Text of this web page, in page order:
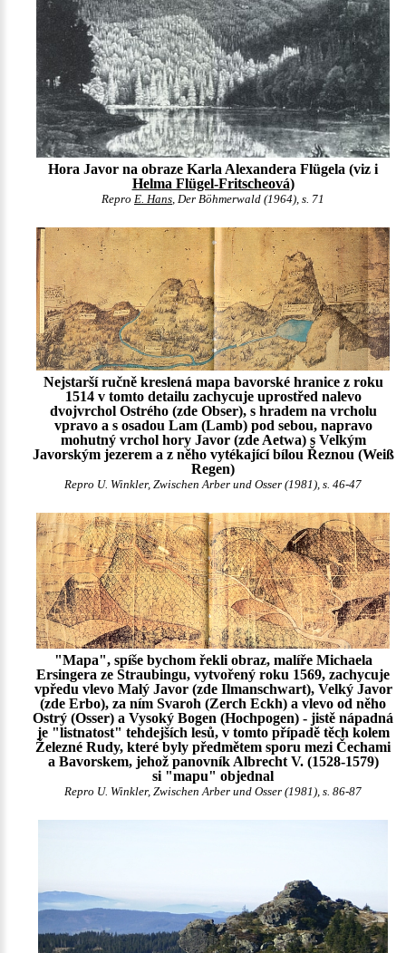
Hora Javor na obraze Karla Alexandera Flügela (viz i
Helma Flügel-Fritscheová)
Repro E. Hans , Der Böhmerwald (1964), s. 71
Nejstarší ručně kreslená mapa bavorské hranice z roku
1514 v tomto detailu zachycuje uprostřed nalevo
dvojvrchol Ostrého (zde Obser), s hradem na vrcholu
vpravo a s osadou Lam (Lamb) pod sebou, napravo
mohutný vrchol hory Javor (zde Aetwa) s Velkým
Javorským jezerem a z něho vytékající bílou Řeznou (Weiß
Regen)
Repro U. Winkler, Zwischen Arber und Osser (1981), s. 46-47
"Mapa", spíše bychom řekli obraz, malíře Michaela
Ersingera ze Straubingu, vytvořený roku 1569, zachycuje
vpředu vlevo Malý Javor (zde Ilmanschwart), Velký Javor
(zde Erbo), za ním Svaroh (Zerch Eckh) a vlevo od něho
Ostrý (Osser) a Vysoký Bogen (Hochpogen) - jistě nápadná
je "listnatost" tehdejších lesů, v tomto případě těch kolem
Železné Rudy, které byly předmětem sporu mezi Čechami
a Bavorskem, jehož panovník Albrecht V. (1528-1579)
si "mapu" objednal
Repro U. Winkler, Zwischen Arber und Osser (1981), s. 86-87